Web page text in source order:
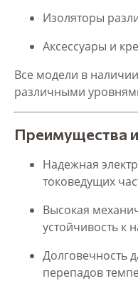
Изоляторы
Аксессуары и
Все модели в
различными
Преимущества
Надежная
токоведущих
Высокая
устойчивость к
Долговечность
перепадов